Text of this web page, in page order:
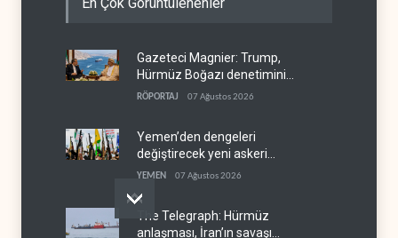
Pentagon silah şirketlerine
21 gün süre verdi
BATI YARIM KÜRE
Gazeteci Magnier: Trump,
Hürmüz Boğazı denetimini
doğrudan İran ve Umman'a
RÖPORTAJ 07 Ağustos 2026
Yemen’den dengeleri
değiştirecek yeni askeri
denklem
YEMEN 07 Ağustos 2026
The Telegraph: Hürmüz
anlaşması, İran’ın savaşı